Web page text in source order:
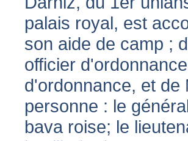
palais royal, est
son aide de camp ;
officier
d'ordonnance, et de
personne : le
bava roise; le